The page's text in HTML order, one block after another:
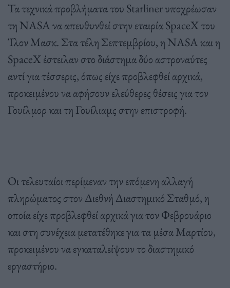
Τα τεχνικά προβλήματα του Starliner υποχρέωσαν
τη NASA να απευθυνθεί στην εταιρία SpaceX του
Ίλον Μασκ. Στα τέλη Σεπτεμβρίου, η NASA και η
SpaceX έστειλαν στο διάστημα δύο αστροναύτες
αντί για τέσσερις, όπως είχε προβλεφθεί αρχικά,
προκειμένου να αφήσουν ελεύθερες θέσεις για τον
Γουίλμορ και τη Γουίλιαμς στην επιστροφή.
Οι τελευταίοι περίμεναν την επόμενη αλλαγή
πληρώματος στον Διεθνή Διαστημικό Σταθμό, η
οποία είχε προβλεφθεί αρχικά για τον Φεβρουάριο
και στη συνέχεια μετατέθηκε για τα μέσα Μαρτίου,
προκειμένου να εγκαταλείψουν το διαστημικό
εργαστήριο.